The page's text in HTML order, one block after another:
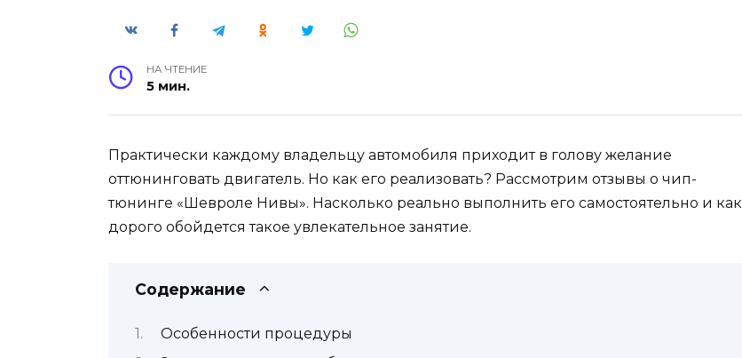
НА ЧТЕНИЕ
5 мин.
Практически каждому владельцу автомобиля приходит в голову желание
оттюнинговать двигатель. Но как его реализовать? Рассмотрим отзывы о чип-
тюнинге «Шевроле Нивы». Насколько реально выполнить его самостоятельно и как
дорого обойдется такое увлекательное занятие.
Содержание
Особенности процедуры